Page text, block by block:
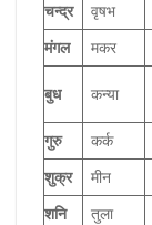
चन्द्र
वृषभ
मंगल
मकर
बुध कन्या
गुरु
कर्क
शुक्र
मीन
शनि
तुला